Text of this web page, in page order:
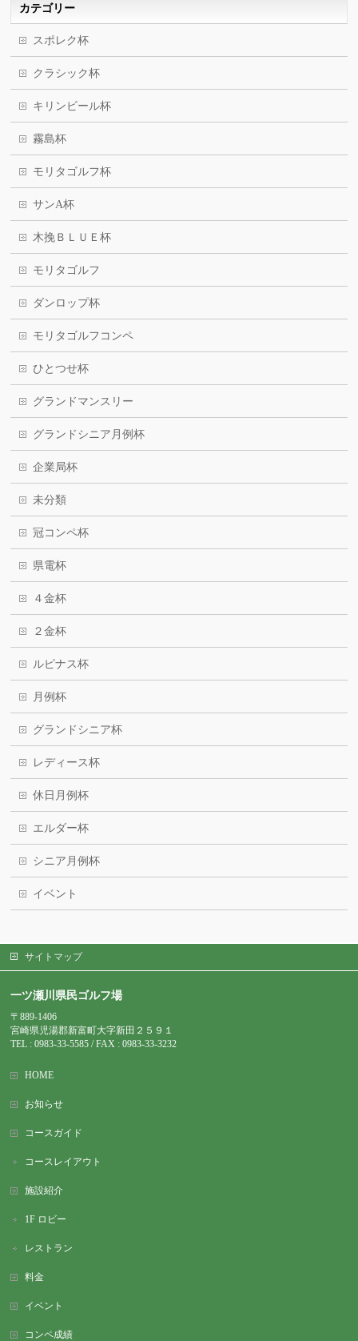
カテゴリー
スポレク杯
クラシック杯
キリンビール杯
霧島杯
モリタゴルフ杯
サンA杯
木挽ＢＬＵＥ杯
モリタゴルフ
ダンロップ杯
モリタゴルフコンペ
ひとつせ杯
グランドマンスリー
グランドシニア月例杯
企業局杯
未分類
冠コンペ杯
県電杯
４金杯
２金杯
ルピナス杯
月例杯
グランドシニア杯
レディース杯
休日月例杯
エルダー杯
シニア月例杯
イベント
サイトマップ
一ツ瀬川県民ゴルフ場
〒889-1406
宮崎県児湯郡新富町大字新田２５９１
TEL : 0983-33-5585 / FAX : 0983-33-3232
HOME
お知らせ
コースガイド
コースレイアウト
施設紹介
1F ロビー
レストラン
料金
イベント
コンペ成績